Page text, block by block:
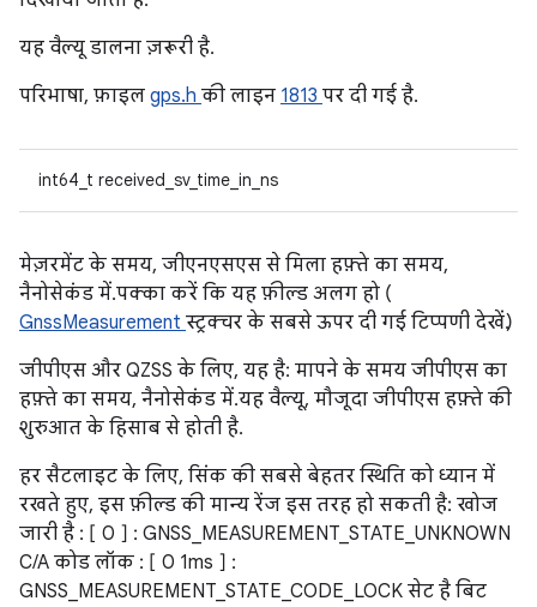
यह वैल्यू डालना ज़रूरी है.
परिभाषा, फ़ाइल gps.h की लाइन 1813 पर दी गई है.
int64_t received_sv_time_in_ns
मेज़रमेंट के समय, जीएनएसएस से मिला हफ़्ते का समय,
नैनोसेकंड में. पक्का करें कि यह फ़ील्ड अलग हो (
GnssMeasurement स्ट्रक्चर के सबसे ऊपर दी गई टिप्पणी देखें.)
जीपीएस और QZSS के लिए, यह है: मापने के समय जीपीएस का
हफ़्ते का समय, नैनोसेकंड में. यह वैल्यू, मौजूदा जीपीएस हफ़्ते की
शुरुआत के हिसाब से होती है.
हर सैटलाइट के लिए, सिंक की सबसे बेहतर स्थिति को ध्यान में
रखते हुए, इस फ़ील्ड की मान्य रेंज इस तरह हो सकती है: खोज
जारी है : [ 0 ] : GNSS_MEASUREMENT_STATE_UNKNOWN
C/A कोड लॉक : [ 0 1ms ] :
GNSS_MEASUREMENT_STATE_CODE_LOCK सेट है बिट